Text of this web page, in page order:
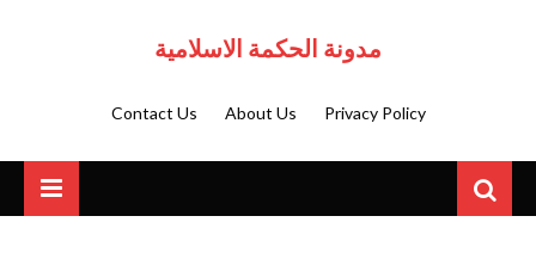
مدونة الحكمة الاسلامية
Privacy Policy
About Us
Contact Us